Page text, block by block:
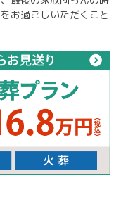
お過ごしいただくこと